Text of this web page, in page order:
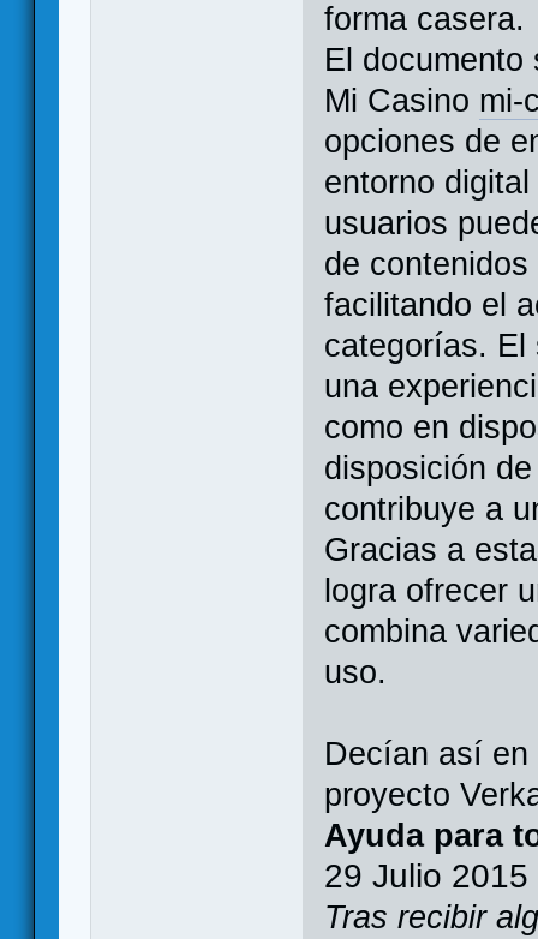
forma casera.
El documento
Mi Casino mi-
opciones de
entorno
usuarios
de
facilitando el
categorías. El
una
como en
disposición
contribuye a
Gracias a
logra ofrecer
combina
uso.
Decían así en
proyecto
Ayuda para
29 Julio 2015
Tras recibir